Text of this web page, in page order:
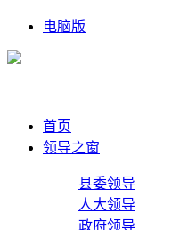
电脑版
首页
领导之窗
县委领导
人大领导
政府领导